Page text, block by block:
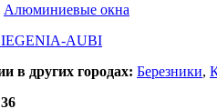
Алюминиевые окна
AUBI
в других городах: Березники,
36